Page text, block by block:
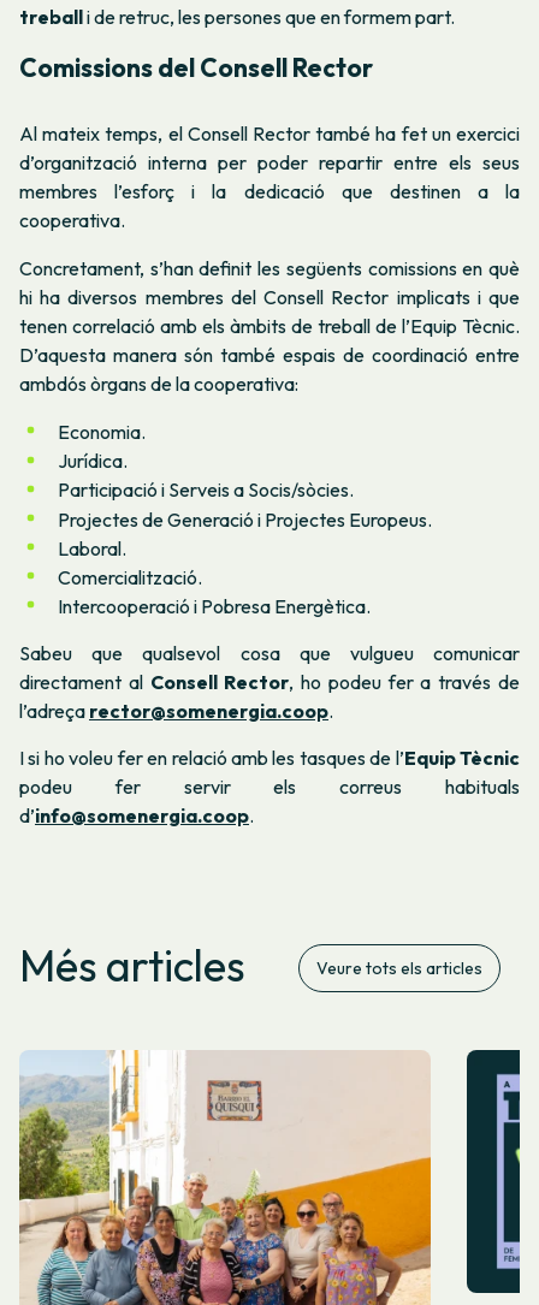
treballi de retruc, les persones que en formem part.
Comissions del Consell Rector
Al mateix temps, el Consell Rector també ha fet un exercici
d’organització interna per poder repartir entre els seus
membres l’esforç i la dedicació que destinen a la
cooperativa.
Concretament, s’han definit les següents comissions en què
hi ha diversos membres del Consell Rector implicats i que
tenen correlació amb els àmbits de treball de l’Equip Tècnic.
D’aquesta manera són també espais de coordinació entre
ambdós òrgans de la cooperativa:
Economia.
Jurídica.
Participació i Serveis a Socis/sòcies.
Projectes de Generació i Projectes Europeus.
Laboral.
Comercialització.
Intercooperació i Pobresa Energètica.
Sabeu que qualsevol cosa que vulgueu comunicar
directament al Consell Rector, ho podeu fer a través de
l’adreça rector@somenergia.coop.
I si ho voleu fer en relació amb les tasques de l’Equip Tècnic
podeu fer servir els correus habituals
d’info@somenergia.coop.
Més articles Veure tots els articles